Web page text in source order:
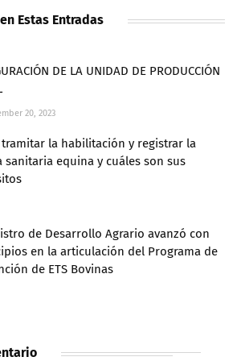
Estas Entradas
DE LA UNIDAD DE PRODUCCIÓN
20, 2023
tramitar la habilitación y registrar la
sanitaria equina y cuáles son sus
de Desarrollo Agrario avanzó con
en la articulación del Programa de
de ETS Bovinas